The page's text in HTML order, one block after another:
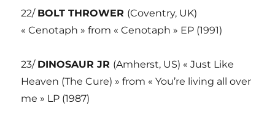
22/ BOLT THROWER (Coventry, UK)
« Cenotaph » from « Cenotaph » EP (1991)
23/ DINOSAUR JR (Amherst, US) « Just Like
Heaven (The Cure) » from « You’re living all over
me » LP (1987)